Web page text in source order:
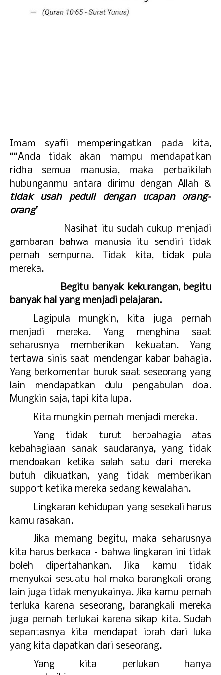
Imam syafii memperingatkan pada kita,
““Anda tidak akan mampu mendapatkan
ridha semua manusia, maka perbaikilah
hubunganmu antara dirimu dengan Allah &
tidak usah peduli dengan ucapan orang-
orang”
Nasihat itu sudah cukup menjadi
gambaran bahwa manusia itu sendiri tidak
pernah sempurna. Tidak kita, tidak pula
mereka.
Begitu banyak kekurangan, begitu
banyak hal yang menjadi pelajaran.
Lagipula mungkin, kita juga pernah
menjadi mereka. Yang menghina saat
seharusnya memberikan kekuatan. Yang
tertawa sinis saat mendengar kabar bahagia.
Yang berkomentar buruk saat seseorang yang
lain mendapatkan dulu pengabulan doa.
Mungkin saja, tapi kita lupa.
Kita mungkin pernah menjadi mereka.
Yang tidak turut berbahagia atas
kebahagiaan sanak saudaranya, yang tidak
mendoakan ketika salah satu dari mereka
butuh dikuatkan, yang tidak memberikan
support ketika mereka sedang kewalahan.
Lingkaran kehidupan yang sesekali harus
kamu rasakan.
Jika memang begitu, maka seharusnya
kita harus berkaca – bahwa lingkaran ini tidak
boleh dipertahankan. Jika kamu tidak
menyukai sesuatu hal maka barangkali orang
lain juga tidak menyukainya. Jika kamu pernah
terluka karena seseorang, barangkali mereka
juga pernah terlukai karena sikap kita. Sudah
sepantasnya kita mendapat ibrah dari luka
yang kita dapatkan dari seseorang.
Yang kita perlukan hanya